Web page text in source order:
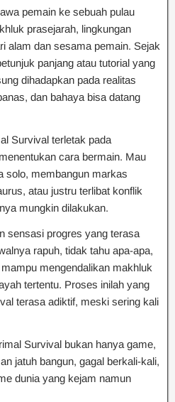
pemain ke sebuah pulau
prasejarah, lingkungan
alam dan sesama pemain. Sejak
panjang atau tutorial yang
dihadapkan pada realitas
dan bahaya bisa datang
Survival terletak pada
cara bermain. Mau
solo, membangun markas
atau justru terlibat konflik
mungkin dilakukan.
sensasi progres yang terasa
rapuh, tidak tahu apa-apa,
mengendalikan makhluk
tertentu. Proses inilah yang
terasa adiktif, meski sering kali
Survival bukan hanya game,
jatuh bangun, gagal berkali-kali,
dunia yang kejam namun